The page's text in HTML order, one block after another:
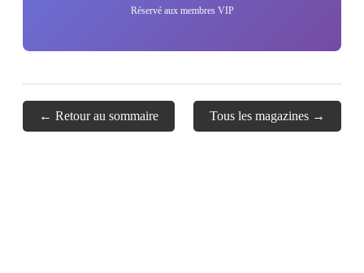
Réservé aux membres VIP
← Retour au sommaire Tous les magazines →